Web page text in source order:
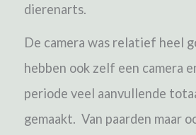
dierenarts.
De camera was relatief heel
hebben ook zelf een camera
periode veel aanvullende
gemaakt. Van paarden maar